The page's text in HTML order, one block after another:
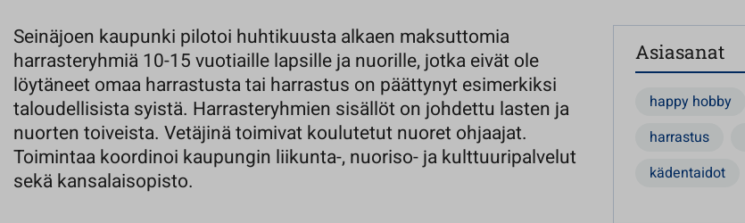
Seinäjoen kaupunki pilotoi huhtikuusta alkaen maksuttomia
harrasteryhmiä 10-15 vuotiaille lapsille ja nuorille, jotka eivät ole
löytäneet omaa harrastusta tai harrastus on päättynyt esimerkiksi
taloudellisista syistä. Harrasteryhmien sisällöt on johdettu lasten ja
nuorten toiveista. Vetäjinä toimivat koulutetut nuoret ohjaajat.
Toimintaa koordinoi kaupungin liikunta-, nuoriso- ja kulttuuripalvelut
sekä kansalaisopisto.
Asiasanat
happy hobby
harrastus
kädentaidot